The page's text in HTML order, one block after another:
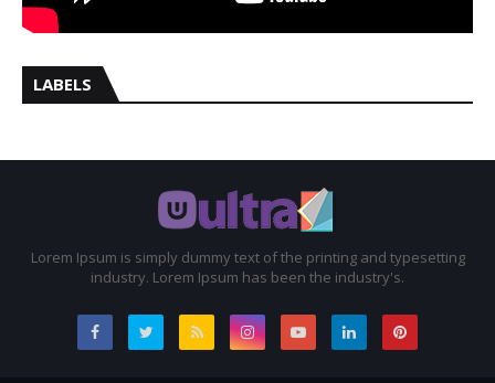
LABELS
Lorem Ipsum is simply dummy text of the printing and typesetting
industry. Lorem Ipsum has been the industry's.